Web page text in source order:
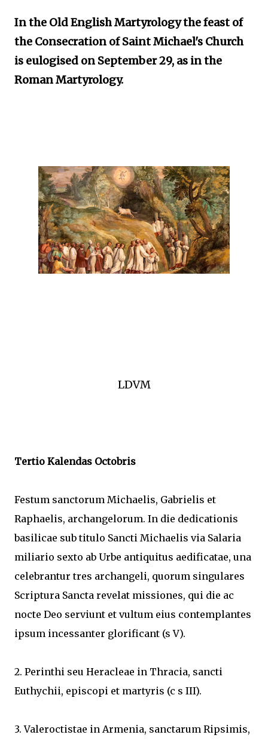
In the Old English Martyrology the feast of
the Consecration of Saint Michael's Church
is eulogised on September 29, as in the
Roman Martyrology.
LDVM
Tertio Kalendas Octobris
Festum sanctorum Michaelis, Gabrielis et
Raphaelis, archangelorum. In die dedicationis
basilicae sub titulo Sancti Michaelis via Salaria
miliario sexto ab Urbe antiquitus aedificatae, una
celebrantur tres archangeli, quorum singulares
Scriptura Sancta revelat missiones, qui die ac
nocte Deo serviunt et vultum eius contemplantes
ipsum incessanter glorificant (s V).
2. Perinthi seu Heracleae in Thracia, sancti
Euthychii, episcopi et martyris (c s III).
3. Valeroctistae in Armenia, sanctarum Ripsimis,